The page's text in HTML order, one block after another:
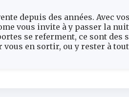
depuis des années. Avec
vous invite à y passer la
se referment, ce sont des
en sortir, ou y rester à